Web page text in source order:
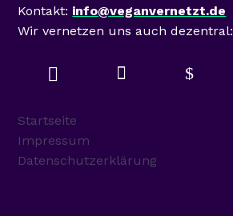
Kontakt: info@veganvernetzt.de
Wir vernetzen uns auch dezentral:
  $
Startseite
Impressum
Datenschutzerklärung